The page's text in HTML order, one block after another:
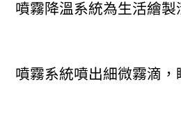
噴霧降溫系統為生活繪
噴霧系統噴出細微霧滴